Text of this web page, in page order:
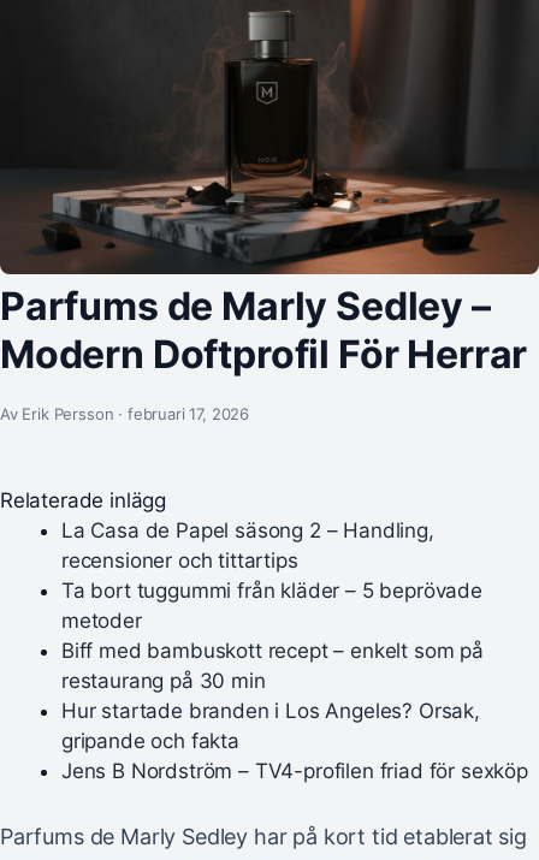
Parfums de Marly Sedley –
Modern Doftprofil För Herrar
Av Erik Persson · februari 17, 2026
Relaterade inlägg
La Casa de Papel säsong 2 – Handling,
recensioner och tittartips
Ta bort tuggummi från kläder – 5 beprövade
metoder
Biff med bambuskott recept – enkelt som på
restaurang på 30 min
Hur startade branden i Los Angeles? Orsak,
gripande och fakta
Jens B Nordström – TV4-profilen friad för sexköp
Parfums de Marly Sedley har på kort tid etablerat sig